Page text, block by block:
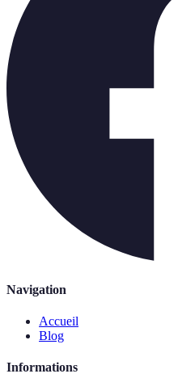
Navigation
Accueil
Blog
Informations